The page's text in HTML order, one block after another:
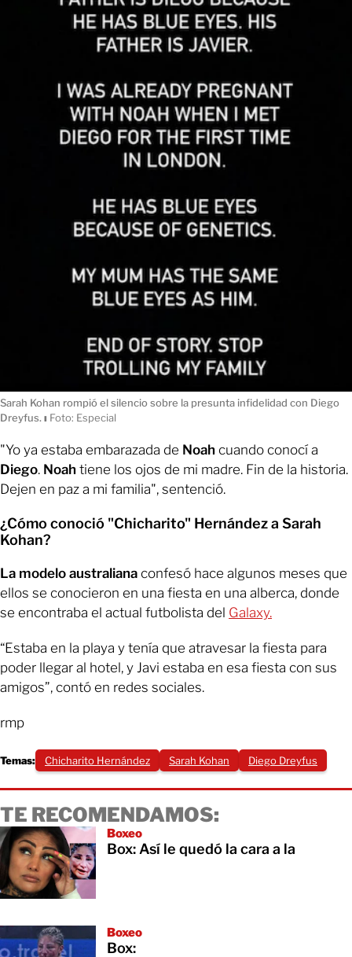
Sarah Kohan rompió el silencio sobre la presunta infidelidad con Diego
Dreyfus.ı Foto: Especial
"Yo ya estaba embarazada de Noah cuando conocí a
Diego. Noah tiene los ojos de mi madre. Fin de la historia.
Dejen en paz a mi familia", sentenció.
¿Cómo conoció "Chicharito" Hernández a Sarah
Kohan?
La modelo australiana confesó hace algunos meses que
ellos se conocieron en una fiesta en una alberca, donde
se encontraba el actual futbolista del Galaxy.
“Estaba en la playa y tenía que atravesar la fiesta para
poder llegar al hotel, y Javi estaba en esa fiesta con sus
amigos”, contó en redes sociales.
rmp
Temas: Chicharito Hernández Sarah Kohan Diego Dreyfus
TE RECOMENDAMOS:
Boxeo
Box: Así le quedó la cara a la
Boxeo
Box: